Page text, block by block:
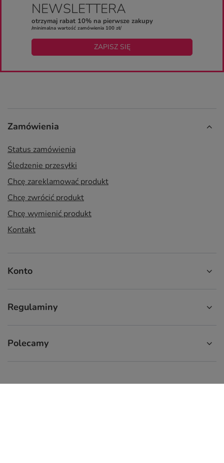
NEWSLETTERA
otrzymaj rabat 10% na pierwsze zakupy
/minimalna wartość zamówienia 100 zł/
ZAPISZ SIĘ
Zamówienia
Status zamówienia
Śledzenie przesyłki
Chcę zareklamować produkt
Chcę zwrócić produkt
Chcę wymienić produkt
Kontakt
Konto
Regulaminy
Polecamy